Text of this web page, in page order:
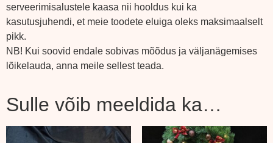
serveerimisalustele kaasa nii hooldus kui ka
kasutusjuhendi, et meie toodete eluiga oleks maksimaalselt
pikk.
NB! Kui soovid endale sobivas mõõdus ja väljanägemises
lõikelauda, anna meile sellest teada.
Sulle võib meeldida ka…